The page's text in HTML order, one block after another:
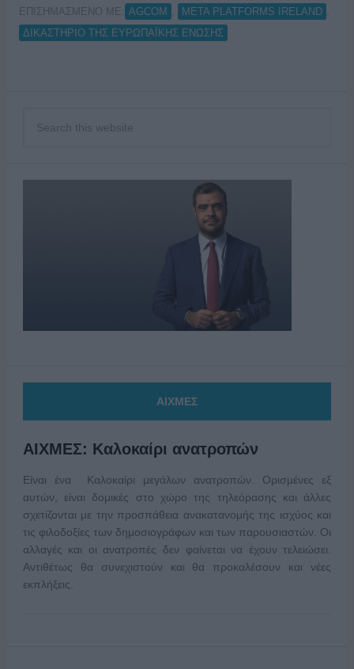
ΕΠΙΣΗΜΑΣΜΕΝΟ ΜΕ: AGCOM META PLATFORMS IRELAND
ΔΙΚΑΣΤΗΡΙΟ ΤΗΣ ΕΥΡΩΠΑΪΚΗΣ ΕΝΩΣΗΣ
ΑΙΧΜΕΣ
ΑΙΧΜΕΣ: Καλοκαίρι ανατροπών
Είναι ένα Καλοκαίρι μεγάλων ανατροπών. Ορισμένες εξ
αυτών, είναι δομικές στο χώρο της τηλεόρασης και άλλες
σχετίζονται με την προσπάθεια ανακατανομής της ισχύος και
τις φιλοδοξίες των δημοσιογράφων και των παρουσιαστών. Οι
αλλαγές και οι ανατροπές δεν φαίνεται να έχουν τελειώσει.
Αντιθέτως θα συνεχιστούν και θα προκαλέσουν και νέες
εκπλήξεις.